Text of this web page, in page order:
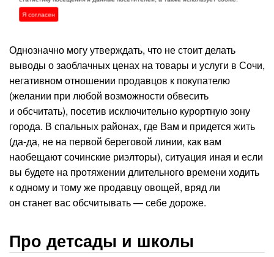
1500 рублей. Актуальная на начало 2023 года цена
на бензин АИ 92 — 48,20 р., АИ 95 — 53,15 р.
Однозначно могу утверждать, что не стоит делать
выводы о заоблачных ценах на товары и услуги в Сочи,
негативном отношении продавцов к покупателю
(желании при любой возможности обвесить
и обсчитать), посетив исключительно курортную зону
города. В спальных районах, где Вам и придется жить
(да-да, не на первой береговой линии, как вам
наобещают сочинские риэлторы), ситуация иная и если
вы будете на протяжении длительного времени ходить
к одному и тому же продавцу овощей, вряд ли
он станет вас обсчитывать — себе дороже.
Про детсады и школы
Я согласен